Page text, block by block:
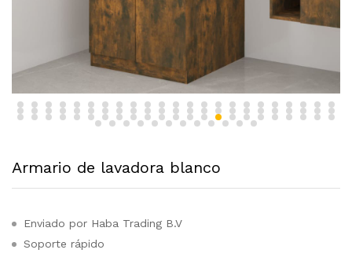
Armario de lavadora blanco
Enviado por Haba Trading B.V
Soporte rápido